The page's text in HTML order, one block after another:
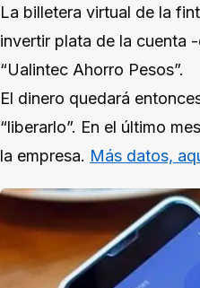
La billetera virtual de la
invertir plata de la cuenta
“Ualintec Ahorro Pesos”.
El dinero quedará
“liberarlo”. En el último
la empresa. Más datos,